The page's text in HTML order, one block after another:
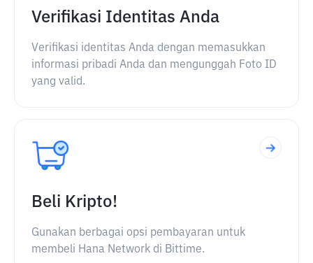
Verifikasi Identitas Anda
Verifikasi identitas Anda dengan memasukkan
informasi pribadi Anda dan mengunggah Foto ID
yang valid.
Beli Kripto!
Gunakan berbagai opsi pembayaran untuk
membeli Hana Network di Bittime.